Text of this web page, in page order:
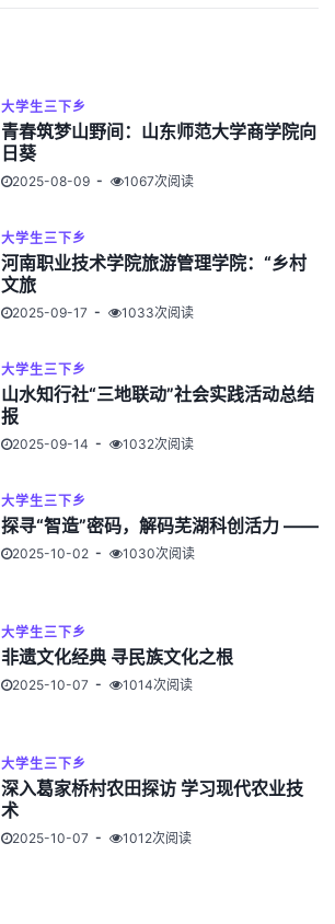
大学生三下乡
青春筑梦山野间：山东师范大学商学院向
日葵
2025-08-09 1067次阅读
大学生三下乡
河南职业技术学院旅游管理学院：“乡村
文旅
2025-09-17 1033次阅读
大学生三下乡
山水知行社“三地联动”社会实践活动总结
报
2025-09-14 1032次阅读
大学生三下乡
探寻“智造”密码，解码芜湖科创活力 ——
2025-10-02 1030次阅读
大学生三下乡
非遗文化经典 寻民族文化之根
2025-10-07 1014次阅读
大学生三下乡
深入葛家桥村农田探访 学习现代农业技
术
2025-10-07 1012次阅读